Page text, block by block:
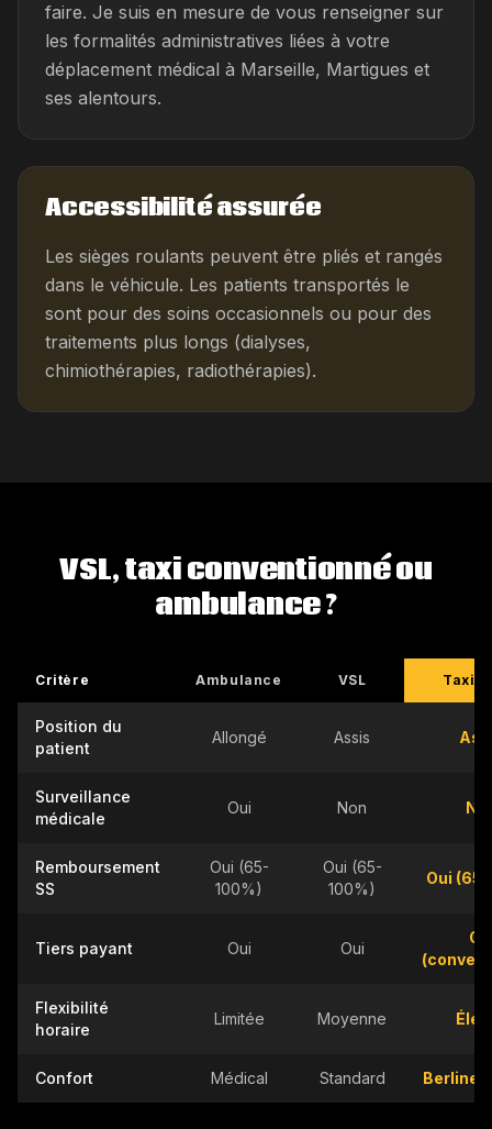
faire. Je suis en mesure de vous renseigner sur
les formalités administratives liées à votre
déplacement médical à Marseille, Martigues et
ses alentours.
Accessibilité assurée
Les sièges roulants peuvent être pliés et rangés
dans le véhicule. Les patients transportés le
sont pour des soins occasionnels ou pour des
traitements plus longs (dialyses,
chimiothérapies, radiothérapies).
VSL, taxi conventionné ou
ambulance ?
Critère Ambulance VSL Taxi
Position du
patient
Allongé Assis
Surveillance
médicale
Oui Non
Remboursement
SS
Oui (65-
100%)
Oui (65-
100%)
Oui
Tiers payant Oui Oui
Flexibilité
horaire
Limitée Moyenne
Confort Médical Standard Berline